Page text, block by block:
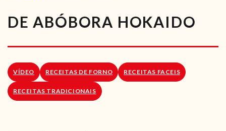
VÍDEOS
RECEITAS VEGGIE
SOBRE NÓS
LOJA ONLINE
DE ABÓBORA HOKAIDO
VÍDEO RECEITAS DE FORNO RECEITAS FACEIS
RECEITAS TRADICIONAIS